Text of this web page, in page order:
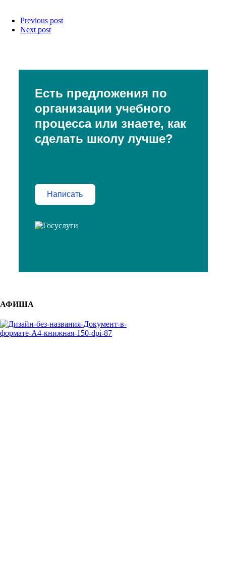
Previous post
Next post
Есть предложения по
организации учебного
процесса или знаете, как
сделать школу лучше?
Написать
АФИША